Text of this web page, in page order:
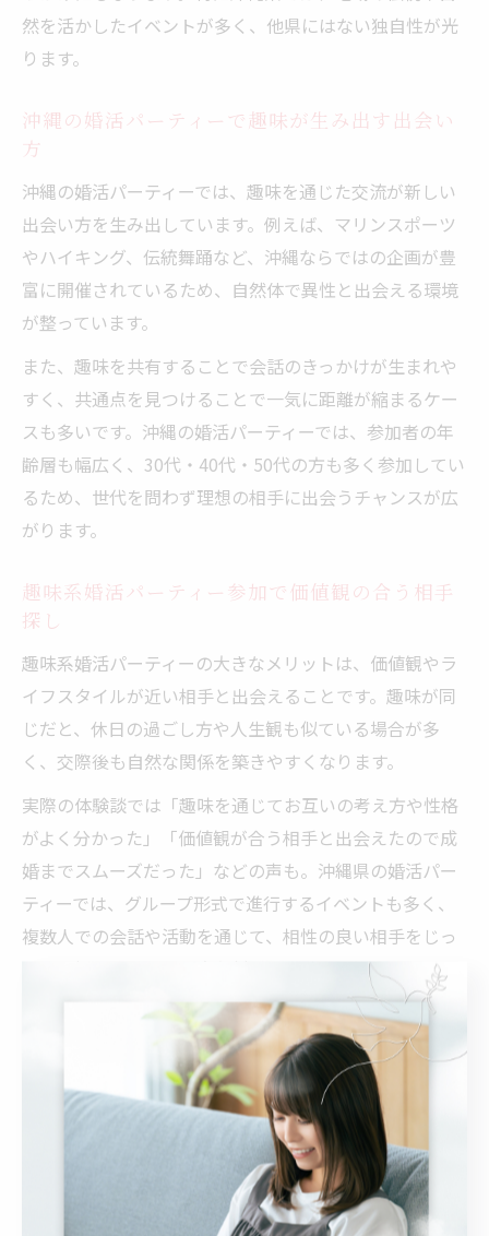
然を活かしたイベントが多く、他県にはない独自性が光
ります。
沖縄の婚活パーティーで趣味が生み出す出会い
方
沖縄の婚活パーティーでは、趣味を通じた交流が新しい
出会い方を生み出しています。例えば、マリンスポーツ
やハイキング、伝統舞踊など、沖縄ならではの企画が豊
富に開催されているため、自然体で異性と出会える環境
が整っています。
また、趣味を共有することで会話のきっかけが生まれや
すく、共通点を見つけることで一気に距離が縮まるケー
スも多いです。沖縄の婚活パーティーでは、参加者の年
齢層も幅広く、30代・40代・50代の方も多く参加してい
るため、世代を問わず理想の相手に出会うチャンスが広
がります。
趣味系婚活パーティー参加で価値観の合う相手
探し
趣味系婚活パーティーの大きなメリットは、価値観やラ
イフスタイルが近い相手と出会えることです。趣味が同
じだと、休日の過ごし方や人生観も似ている場合が多
く、交際後も自然な関係を築きやすくなります。
実際の体験談では「趣味を通じてお互いの考え方や性格
がよく分かった」「価値観が合う相手と出会えたので成
婚までスムーズだった」などの声も。沖縄県の婚活パー
ティーでは、グループ形式で進行するイベントも多く、
複数人での会話や活動を通じて、相性の良い相手をじっ
婚活パーティーで趣味を通じて深まる親近感と
婚活パーティーで趣味を通じて交流すると、自然と親近
感が深まります。同じ体験を共有することで、協力や共
感が生まれやすく、初対面でも打ち解けやすい雰囲気が
作られます。沖縄のイベントでは、地元ならではの食文